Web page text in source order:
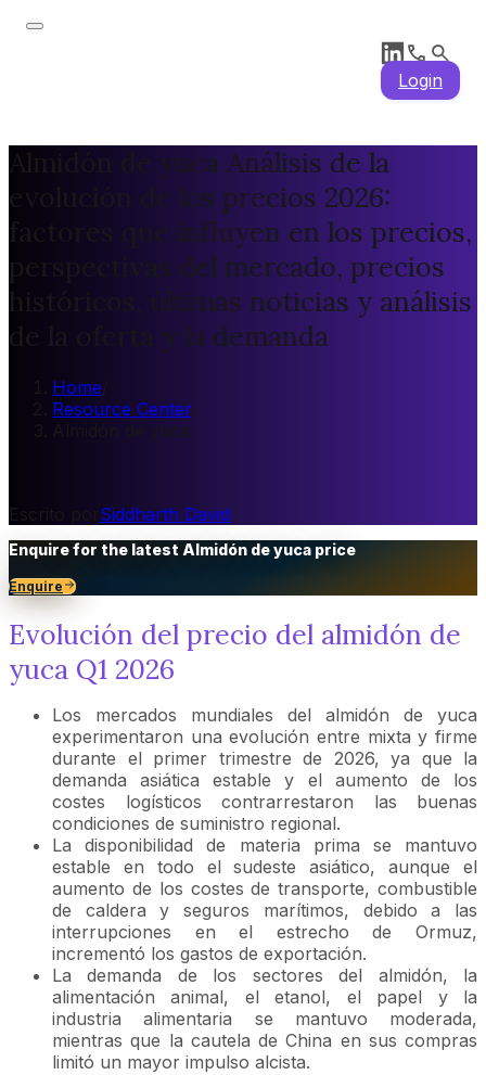
Login
Almidón de yuca Análisis de la
evolución de los precios 2026:
factores que influyen en los precios,
perspectivas del mercado, precios
históricos, últimas noticias y análisis
de la oferta y la demanda
Home
Resource Center/
Almidón de yuca
Siddharth David
Enquire for the latest Almidón de yuca price
Enquire
Evolución del precio del almidón de
yuca Q1 2026
Los mercados mundiales del almidón de yuca
experimentaron una evolución entre mixta y firme
durante el primer trimestre de 2026, ya que la
demanda asiática estable y el aumento de los
costes logísticos contrarrestaron las buenas
condiciones de suministro regional.
La disponibilidad de materia prima se mantuvo
estable en todo el sudeste asiático, aunque el
aumento de los costes de transporte, combustible
de caldera y seguros marítimos, debido a las
interrupciones en el estrecho de Ormuz,
incrementó los gastos de exportación.
La demanda de los sectores del almidón, la
alimentación animal, el etanol, el papel y la
industria alimentaria se mantuvo moderada,
mientras que la cautela de China en sus compras
limitó un mayor impulso alcista.